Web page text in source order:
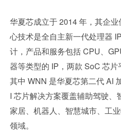
华夏芯成立于 2014 年，其企业
心技术是全自主新一代处理器
计，产品和服务包括 CPU、
器等类型的 IP，两款 SoC 芯片
其中 WNN 是华夏芯第二代 AI
I 芯片解决方案覆盖辅助驾驶
家居、机器人、智慧城市、工
领域。